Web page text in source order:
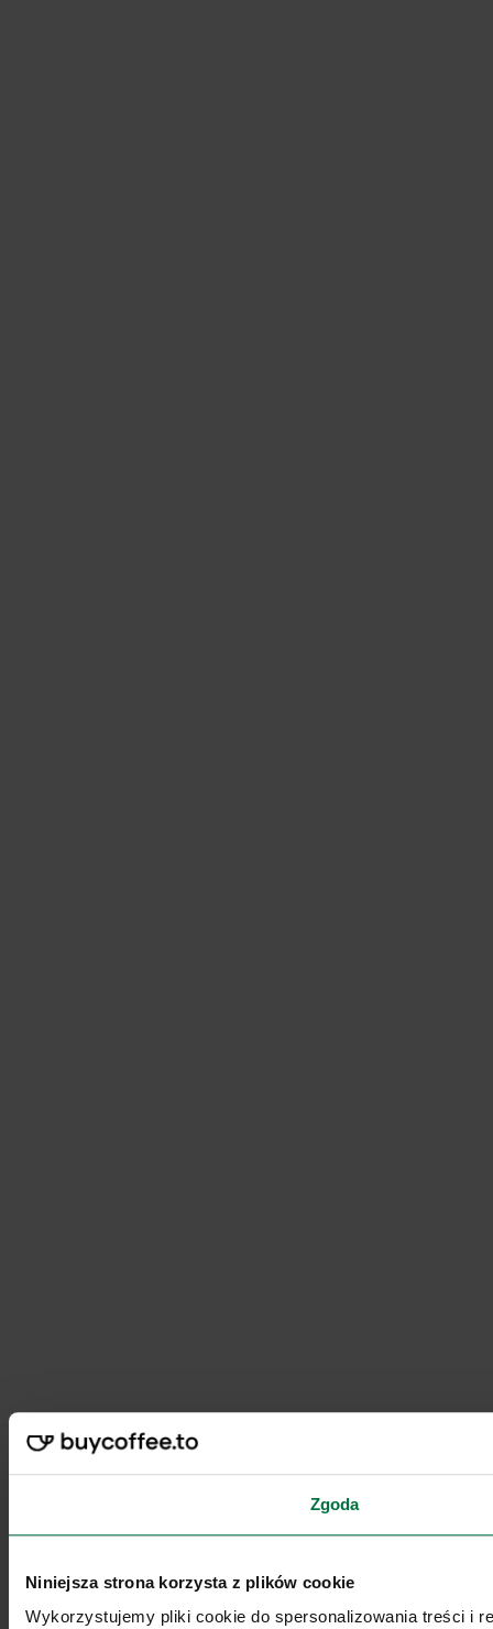
Zgoda
Niniejsza strona korzysta z plików cookie
Wykorzystujemy pliki cookie do spersonalizowania treści i